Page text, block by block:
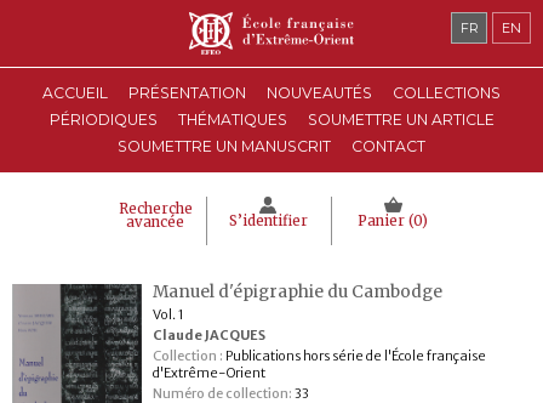
ACCUEIL PRÉSENTATION NOUVEAUTÉS
COLLECTIONS
PÉRIODIQUES
THÉMATIQUES
SOUMETTRE UN ARTICLE
SOUMETTRE UN MANUSCRIT
CONTACT
Recherche
avancée S’identifier Panier (0)
FR EN
Manuel d'épigraphie du Cambodge
Vol. 1
Claude JACQUES
Collection : Publications hors série de l'École française
d'Extrême-Orient
Numéro de collection: 33